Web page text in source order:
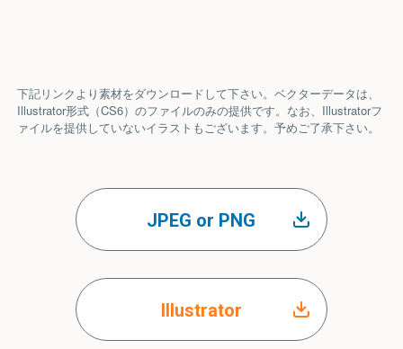
下記リンクより素材をダウンロードして下さい。ベクターデータは、
Illustrator形式（CS6）のファイルのみの提供です。なお、Illustratorフ
ァイルを提供していないイラストもございます。予めご了承下さい。
JPEG or PNG
Illustrator